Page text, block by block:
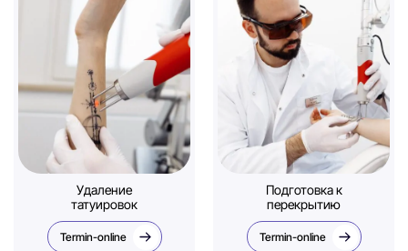
Удаление
татуировок
Termin-online
Подготовка к
перекрытию
Termin-online